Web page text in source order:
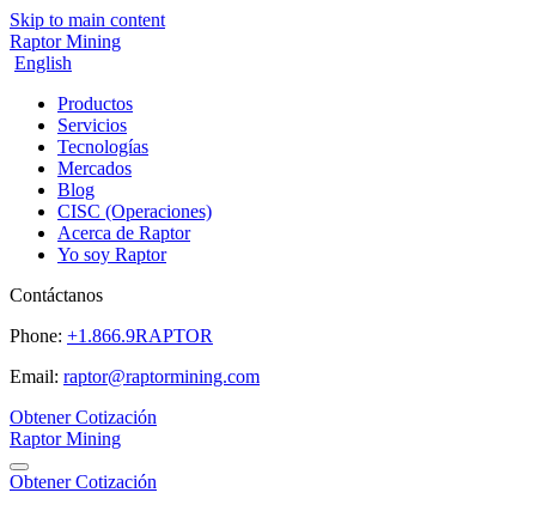
Skip to main content
Raptor Mining
English
Productos
Servicios
Tecnologías
Mercados
Blog
CISC (Operaciones)
Acerca de Raptor
Yo soy Raptor
Contáctanos
Phone: +1.866.9RAPTOR
Email: raptor@raptormining.com
Obtener Cotización
Raptor Mining
Obtener Cotización